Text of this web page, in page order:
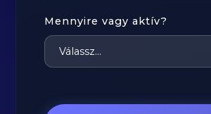
Mennyire vagy aktív?